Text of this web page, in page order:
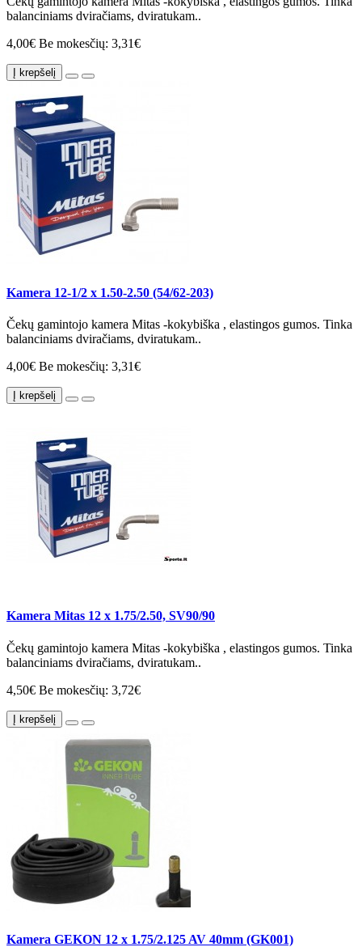
balanciniams dviračiams, dviratukam..
4,00€ Be mokesčių: 3,31€
Į krepšelį
Kamera 12-1/2 x 1.50-2.50 (54/62-203)
Čekų gamintojo kamera Mitas -kokybiška , elastingos gumos. Tinka
balanciniams dviračiams, dviratukam..
4,00€ Be mokesčių: 3,31€
Į krepšelį
Kamera Mitas 12 x 1.75/2.50, SV90/90
Čekų gamintojo kamera Mitas -kokybiška , elastingos gumos. Tinka
balanciniams dviračiams, dviratukam..
4,50€ Be mokesčių: 3,72€
Į krepšelį
Kamera GEKON 12 x 1.75/2.125 AV 40mm (GK001)